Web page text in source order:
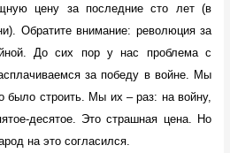
цену за последние сто лет (в
Обратите внимание: революция за
До сих пор у нас проблема с
за победу в войне. Мы
было строить. Мы их – раз: на войну,
десятое. Это страшная цена. Но
на это согласился.